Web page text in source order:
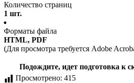
Количество страниц
1 шт.
Форматы файла
HTML, PDF
(Для просмотра требуется Adobe
Подождите, идет подготовка к
Просмотрено: 415